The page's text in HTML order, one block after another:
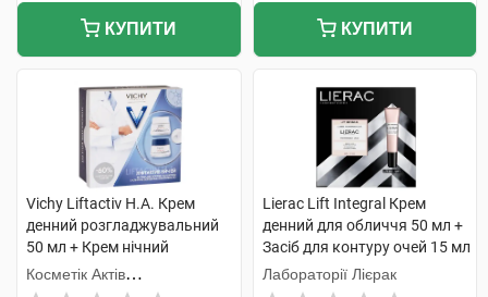
КУПИТИ КУПИТИ
Vichy Liftactiv H.A. Крем
денний розгладжувальний
50 мл + Крем нічний
розгладжувальний 50 мл 1
набір
Косметік Актів
Lierac Lift Integral Крем
денний для обличчя 50 мл +
Засіб для контуру очей 15 мл
1 набір
Лабораторії Лієрак